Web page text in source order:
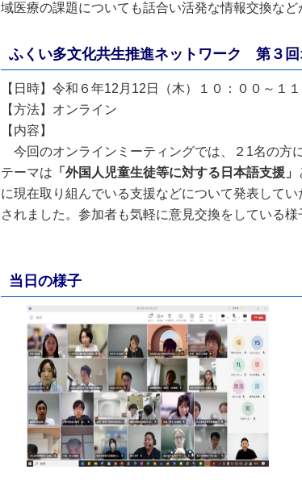
域医療の課題についても話合い活発な情報交換など
ふくい多文化共生推進ネットワーク 第３
【日時】令和６年12月12日（木）１０：００～１
【方法】オンライン
【内容】
今回のオンラインミーティングでは、２1名の方
テーマは 「外国人児童生徒等に対する日本語支援」
に現在取り組んでいる支援などについて発表して
されました。参加者も気軽に意見交換をしている
当日の様子